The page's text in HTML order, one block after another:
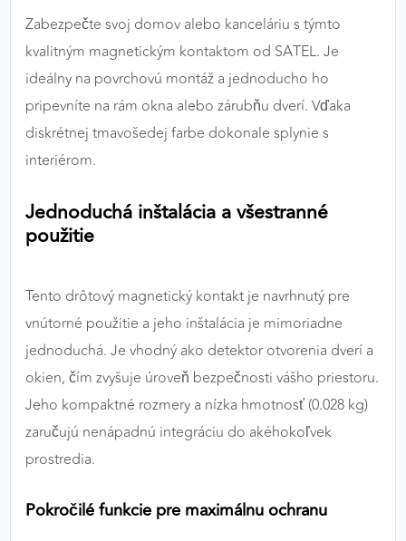
Zabezpečte svoj domov alebo kanceláriu s týmto
kvalitným magnetickým kontaktom od SATEL. Je
ideálny na povrchovú montáž a jednoducho ho
pripevníte na rám okna alebo zárubňu dverí. Vďaka
diskrétnej tmavošedej farbe dokonale splynie s
interiérom.
Jednoduchá inštalácia a všestranné
použitie
Tento drôtový magnetický kontakt je navrhnutý pre
vnútorné použitie a jeho inštalácia je mimoriadne
jednoduchá. Je vhodný ako detektor otvorenia dverí a
okien, čím zvyšuje úroveň bezpečnosti vášho priestoru.
Jeho kompaktné rozmery a nízka hmotnosť (0.028 kg)
zaručujú nenápadnú integráciu do akéhokoľvek
prostredia.
Pokročilé funkcie pre maximálnu ochranu
výkon a funkčnosť našich stránok.
Google Analytics
Google
správania používateľov naprieč webovými
stránkami. Umožňujú nám a našim partnerom
Google Ads